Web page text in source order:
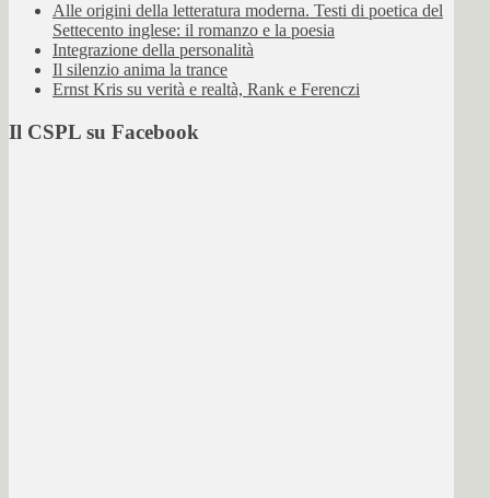
Alle origini della letteratura moderna. Testi di poetica del
Settecento inglese: il romanzo e la poesia
Integrazione della personalità
Il silenzio anima la trance
Ernst Kris su verità e realtà, Rank e Ferenczi
Il CSPL su Facebook